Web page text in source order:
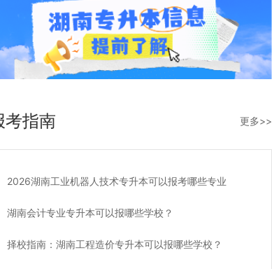
考指南 更多>>
2026湖南工业机器人技术专升本可以报考哪些专业
湖南会计专业专升本可以报哪些学校？
择校指南：湖南工程造价专升本可以报哪些学校？